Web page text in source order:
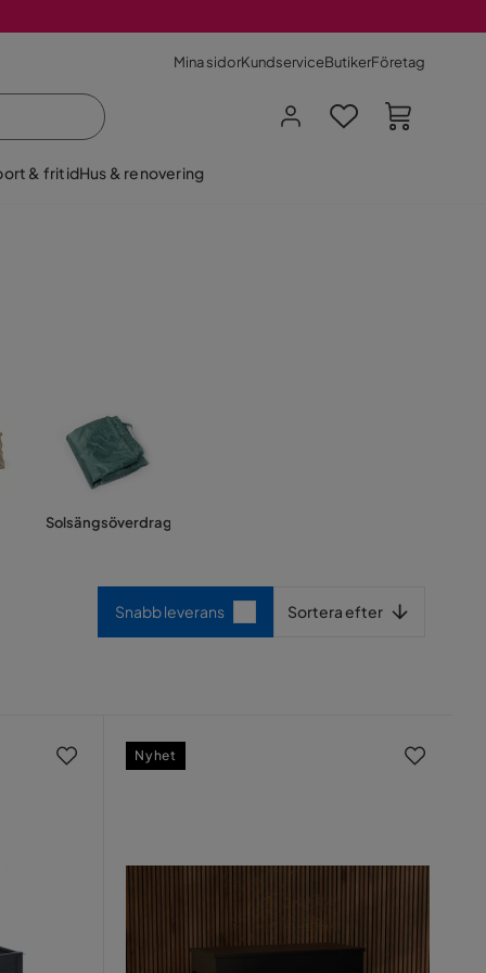
Mina sidorKundserviceButikerFöretag
& fritidHus & renovering
Solsängsöverdrag
Snabb leverans Sortera efter
Nyhet